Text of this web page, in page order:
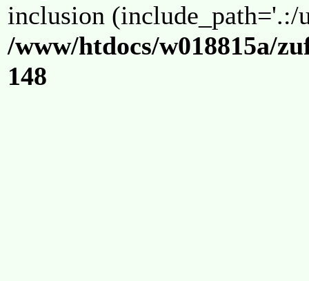
inclusion (include_path='.:/
/www/htdocs/w018815a/
148